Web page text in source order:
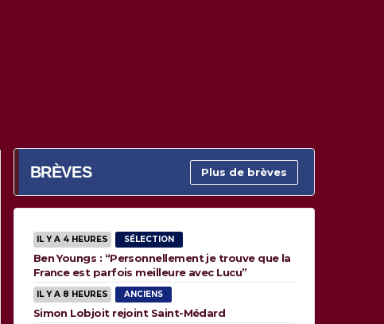
BRÈVES Plus de brèves
IL Y A 4 HEURES SÉLECTION
Ben Youngs : “Personnellement je trouve que la
France est parfois meilleure avec Lucu”
IL Y A 8 HEURES ANCIENS
Simon Lobjoit rejoint Saint-Médard